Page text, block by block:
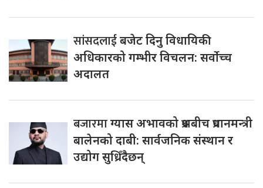
सांसदलाईबजेट दिनु विधायिकी
अधिकारको गम्भीर विचलन: सर्वोच्च
अदालत
बजारमाग्यास अभावको प्रश्नबीच प्रधानमन्त्री
बालेनको दाबी: सार्वजनिक संस्थान र
उद्योग सुध्रिँदैछन्